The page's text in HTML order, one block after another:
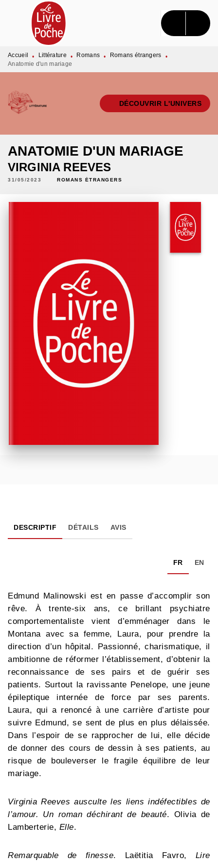
MENU RECHERCHE CONTENU
PIED DE PAGE
Accueil • Littérature • Romans • Romans étrangers
•
Anatomie d'un mariage
DÉCOUVRIR L'UNIVERS
ANATOMIE D'UN MARIAGE
VIRGINIA REEVES
31/05/2023 ROMANS ÉTRANGERS
DESCRIPTIF DÉTAILS AVIS
FR EN
Edmund Malinowski est en passe d’accomplir son
rêve. À trente-six ans, ce brillant psychiatre
comportementaliste vient d’emménager dans le
Montana avec sa femme, Laura, pour prendre la
direction d’un hôpital. Passionné, charismatique, il
ambitionne de réformer l’établissement, d’obtenir la
reconnaissance de ses pairs et de guérir ses
patients. Surtout la ravissante Penelope, une jeune
épileptique internée de force par ses parents.
Laura, qui a renoncé à une carrière d’artiste pour
suivre Edmund, se sent de plus en plus délaissée.
Dans l’espoir de se rapprocher de lui, elle décide
de donner des cours de dessin à ses patients, au
risque de bouleverser le fragile équilibre de leur
mariage.
Virginia Reeves ausculte les liens indéfectibles de
l’amour. Un roman déchirant de beauté. Olivia de
Lamberterie, Elle.
Remarquable de finesse. Laëtitia Favro, Lire